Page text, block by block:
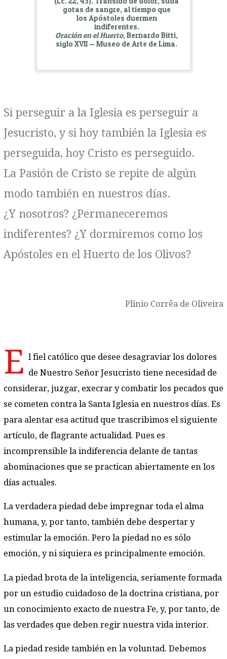
gotas de sangre, al tiempo que
los Apóstoles duermen
indiferentes.
Oración en el Huerto, Bernardo Bitti,
siglo XVII — Museo de Arte de Lima.
Si perseguir a la Iglesia es perseguir a
Jesucristo, y si hoy también la Iglesia es
perseguida, hoy Cristo es perseguido.
La Pasión de Cristo se repite de algún
modo también en nuestros días.
¿Y nosotros? ¿Permaneceremos
indiferentes? ¿Y dormiremos como los
Apóstoles en el Huerto de los Olivos?
Plinio Corrêa de Oliveira
E l fiel católico que desee desagraviar los dolores
de Nuestro Señor Jesucristo tiene necesidad de
considerar, juzgar, execrar y combatir los pecados que
se cometen contra la Santa Iglesia en nuestros días. Es
para alentar esa actitud que trascribimos el siguiente
artículo, de flagrante actualidad. Pues es
incomprensible la indiferencia delante de tantas
abominaciones que se practican abiertamente en los
días actuales.
La verdadera piedad debe impregnar toda el alma
humana, y, por tanto, también debe despertar y
estimular la emoción. Pero la piedad no es sólo
emoción, y ni siquiera es principalmente emoción.
La piedad brota de la inteligencia, seriamente formada
por un estudio cuidadoso de la doctrina cristiana, por
un conocimiento exacto de nuestra Fe, y, por tanto, de
las verdades que deben regir nuestra vida interior.
La piedad reside también en la voluntad. Debemos